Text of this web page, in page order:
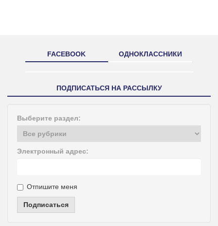
FACEBOOK ОДНОКЛАССНИКИ
ПОДПИСАТЬСЯ НА РАССЫЛКУ
Выберите раздел:
Электронный адрес:
Отпишите меня
Подписаться